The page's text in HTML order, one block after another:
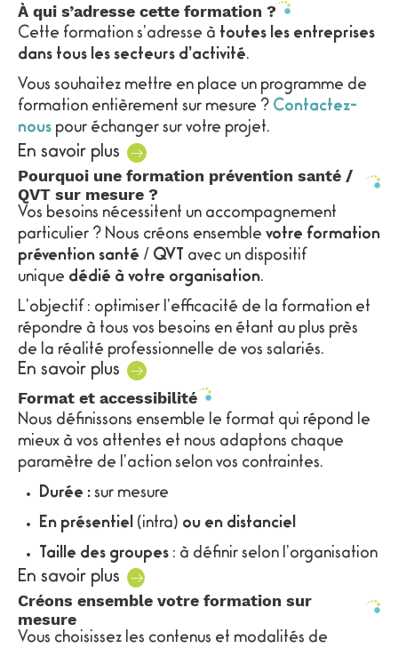
À qui s’adresse cette formation ?
Cette formation s’adresse à toutes les entreprises
dans tous les secteurs d’activité.
Vous souhaitez mettre en place un programme de
formation entièrement sur mesure ? Contactez-
nous pour échanger sur votre projet.
En savoir plus
Pourquoi une formation prévention santé /
QVT sur mesure ?
Vos besoins nécessitent un accompagnement
particulier ? Nous créons ensemble votre formation
prévention santé / QVT avec un dispositif
unique dédié à votre organisation.
L’objectif : optimiser l’efficacité de la formation et
répondre à tous vos besoins en étant au plus près
de la réalité professionnelle de vos salariés.
En savoir plus
Format et accessibilité
Nous définissons ensemble le format qui répond le
mieux à vos attentes et nous adaptons chaque
paramètre de l’action selon vos contraintes.
Durée : sur mesure
En présentiel (intra) ou en distanciel
Taille des groupes : à définir selon l’organisation
retenue
Prérequis: aucun
Délais d’accès moyen : 1 mois
En savoir plus
Créons ensemble votre formation sur
mesure
Vous choisissez les contenus et modalités de